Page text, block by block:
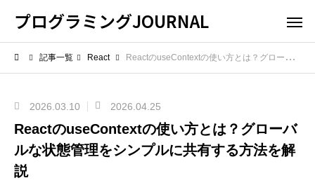
プログラミングJOURNAL
記事一覧 React ReactのuseContextの使い方とは？グローバルな状態管理をシンプルに共有する方法を解説
2026.03.10 2026.04.25
ReactのuseContextの使い方とは？グローバ
ルな状態管理をシンプルに共有する方法を解
説